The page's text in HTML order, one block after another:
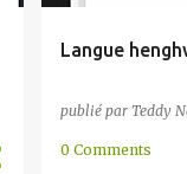
Langue
publié par Teddy
0 Comments